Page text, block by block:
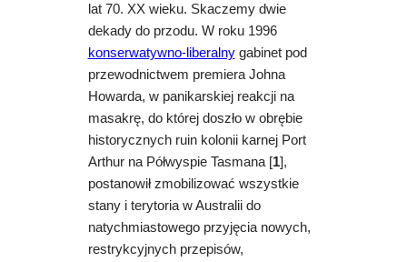
lat 70. XX wieku. Skaczemy dwie
dekady do przodu. W roku 1996
konserwatywno-liberalnygabinet pod
przewodnictwem premiera Johna
Howarda, w panikarskiej reakcji na
masakrę, do której doszło w obrębie
historycznych ruin kolonii karnej Port
Arthur na Półwyspie Tasmana [1],
postanowił zmobilizować wszystkie
stany i terytoria w Australii do
natychmiastowego przyjęcia nowych,
restrykcyjnych przepisów,